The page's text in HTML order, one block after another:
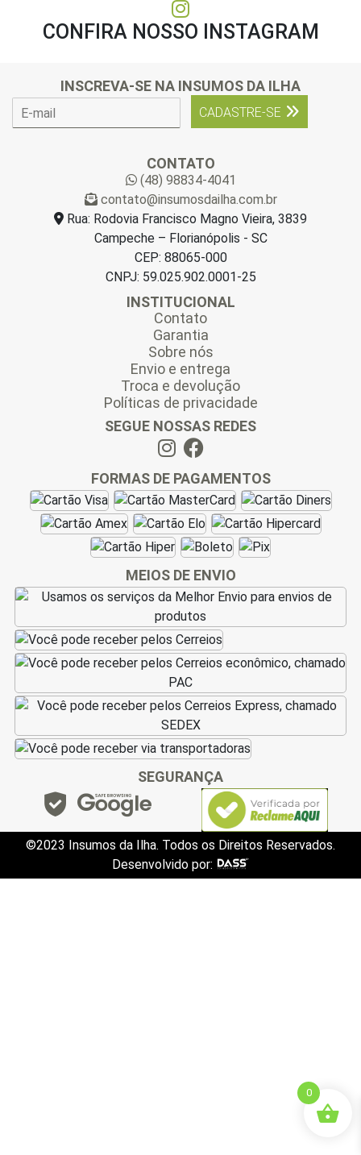
CONFIRA NOSSO INSTAGRAM
INSCREVA-SE NA INSUMOS DA ILHA
CADASTRE-SE
CONTATO
(48) 98834-4041
contato@insumosdailha.com.br
Rua: Rodovia Francisco Magno Vieira, 3839
Campeche – Florianópolis - SC
CEP: 88065-000
CNPJ: 59.025.902.0001-25
INSTITUCIONAL
Contato
Garantia
Sobre nós
Envio e entrega
Troca e devolução
Políticas de privacidade
SEGUE NOSSAS REDES
FORMAS DE PAGAMENTOS
MEIOS DE ENVIO
SEGURANÇA
©2023 Insumos da Ilha. Todos os Direitos Reservados.
Desenvolvido por:
0